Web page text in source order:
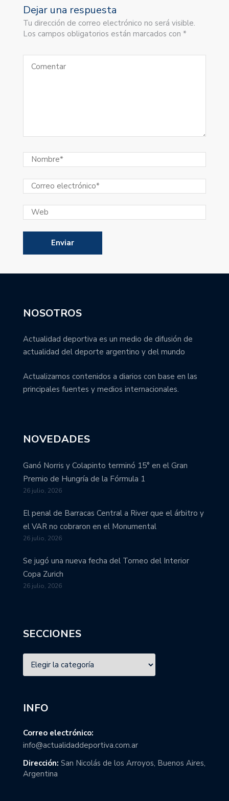
Dejar una respuesta
Tu dirección de correo electrónico no será visible.
Los campos obligatorios están marcados con *
NOSOTROS
Actualidad deportiva es un medio de difusión de
actualidad del deporte argentino y del mundo
Actualizamos contenidos a diarios con base en las
principales fuentes y medios internacionales.
NOVEDADES
Ganó Norris y Colapinto terminó 15° en el Gran
Premio de Hungría de la Fórmula 1
26 julio, 2026
El penal de Barracas Central a River que el árbitro y
el VAR no cobraron en el Monumental
26 julio, 2026
Se jugó una nueva fecha del Torneo del Interior
Copa Zurich
26 julio, 2026
SECCIONES
INFO
Correo electrónico:
info@actualidaddeportiva.com.ar
Dirección: San Nicolás de los Arroyos, Buenos Aires,
Argentina